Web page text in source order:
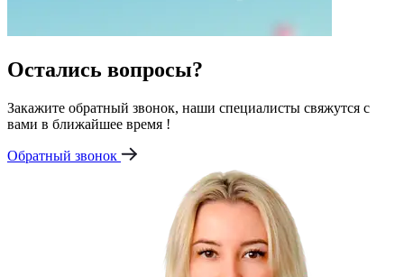
Остались вопросы?
Закажите обратный звонок, наши специалисты свяжутся с
вами в ближайшее время !
Обратный звонок